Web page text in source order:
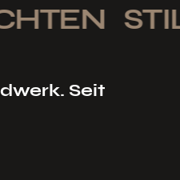
Seit